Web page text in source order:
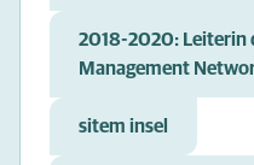
2018-2020: Leiterin
Management
sitem insel